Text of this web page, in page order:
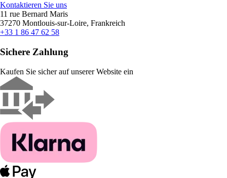
Kontaktieren Sie uns
11 rue Bernard Maris
37270 Montlouis-sur-Loire, Frankreich
+33 1 86 47 62 58
Sichere Zahlung
Kaufen Sie sicher auf unserer Website ein